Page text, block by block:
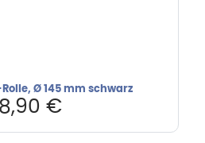
Ø 145 mm schwarz
€